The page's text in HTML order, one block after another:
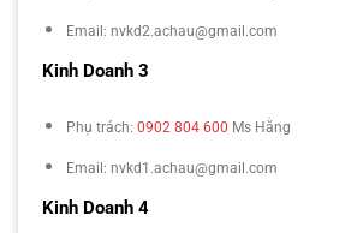
Email: nvkd2.achau@gmail.com
Kinh Doanh 3
Phụ trách: 0902 804 600 Ms Hằng
Email: nvkd1.achau@gmail.com
Kinh Doanh 4